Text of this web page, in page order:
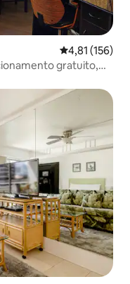
4,81 de uma
4,81 (156)
gratuito,